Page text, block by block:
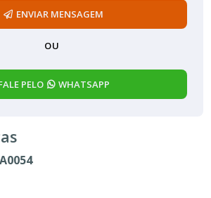
ENVIAR MENSAGEM
OU
PELO WHATSAPP